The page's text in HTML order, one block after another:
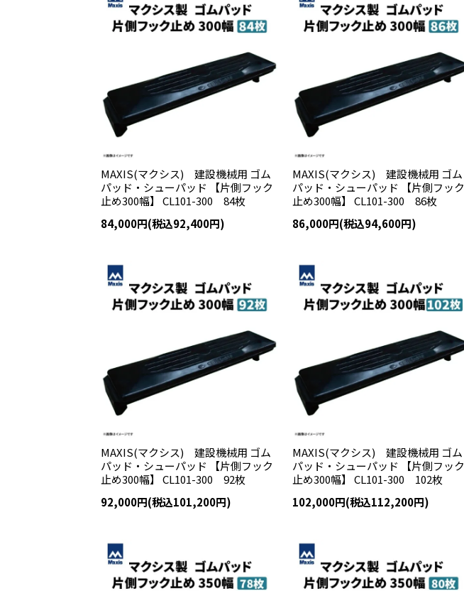
MAXIS(マクシス) 建設機械用 ゴム
パッド・シューパッド 【片側フック
止め300幅】 CL101-300 84枚
84,000円(税込92,400円)
MAXIS(マクシス) 建設機械用 ゴム
パッド・シューパッド 【片側フック
止め300幅】 CL101-300 86枚
86,000円(税込94,600円)
MAXIS(マクシス) 建設機械用 ゴム
パッド・シューパッド 【片側フック
止め300幅】 CL101-300 92枚
92,000円(税込101,200円)
MAXIS(マクシス) 建設機械用 ゴム
パッド・シューパッド 【片側フック
止め300幅】 CL101-300 102枚
102,000円(税込112,200円)